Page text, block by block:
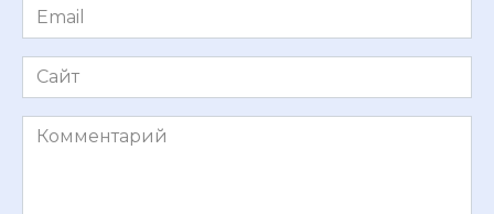
Email
*
Сайт
Комментарий